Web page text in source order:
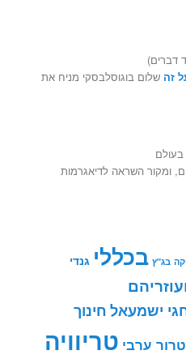
דברים)
זה שלום בוגוסלבסקי מניח את
בעולם
ומקור השראה לדיאגרמות
בג"ץ בכללי גנדי
ישמעאל חינוך
טרור ערבי טריוויה